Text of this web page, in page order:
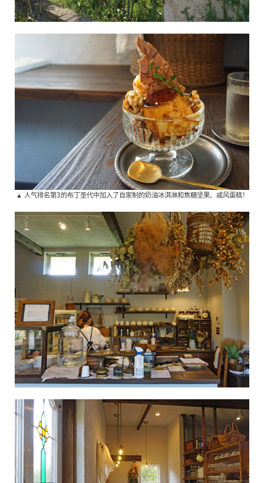
▲ 人气排名第3的布丁圣代中加入了自家制的奶油冰淇淋和焦糖坚果、戚风蛋糕！